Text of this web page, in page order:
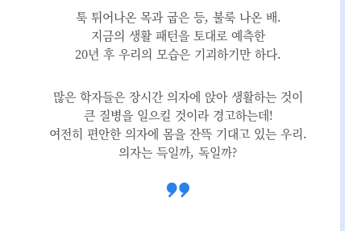
툭 튀어나온 목과 굽은 등, 불룩 나온 배.
지금의 생활 패턴을 토대로 예측한
20년 후 우리의 모습은 기괴하기만 하다.
많은 학자들은 장시간 의자에 앉아 생활하는 것이
큰 질병을 일으킬 것이라 경고하는데!
여전히 편안한 의자에 몸을 잔뜩 기대고 있는 우리.
의자는 득일까, 독일까?